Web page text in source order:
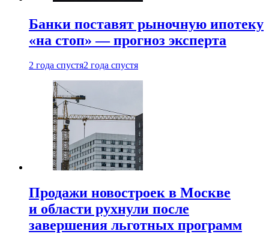
Банки поставят рыночную ипотеку
«на стоп» — прогноз эксперта
2 года спустя2 года спустя
Продажи новостроек в Москве
и области рухнули после
завершения льготных программ